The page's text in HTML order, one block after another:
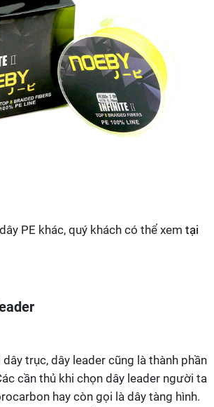
PE khác, quý khách có thể xem tại
trục, dây leader cũng là thành phần
cần thủ khi chọn dây leader người ta
hay còn gọi là dây tàng hình.